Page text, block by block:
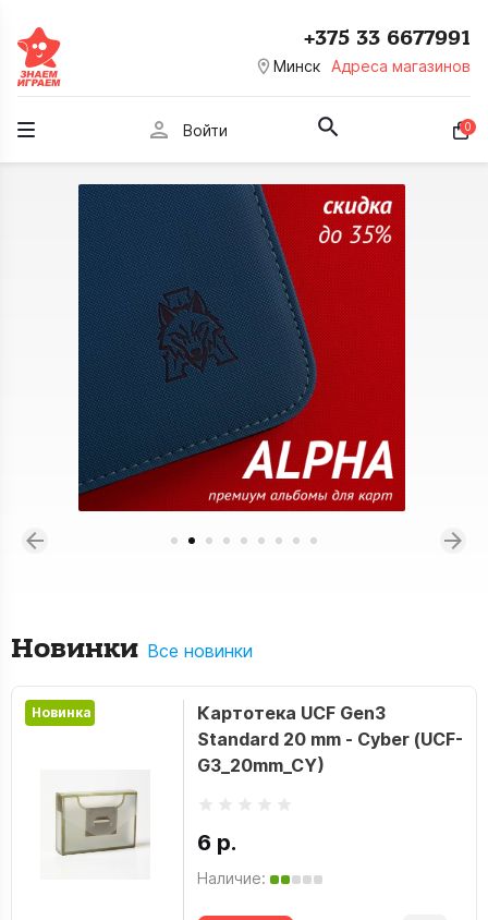
room Минск Адреса магазинов
+375 33 6677991
person Войти 0
Новинки Все новинки
Новинка
Картотека UCF Gen3
Standard 20 mm - Cyber (UCF-
G3_20mm_CY)
6 р.
Наличие: